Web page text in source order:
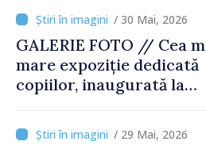
/ 30 Mai, 2026
GALERIE FOTO // Cea mai
mare expoziție dedicată
copiilor, inaugurată la
/ 29 Mai, 2026